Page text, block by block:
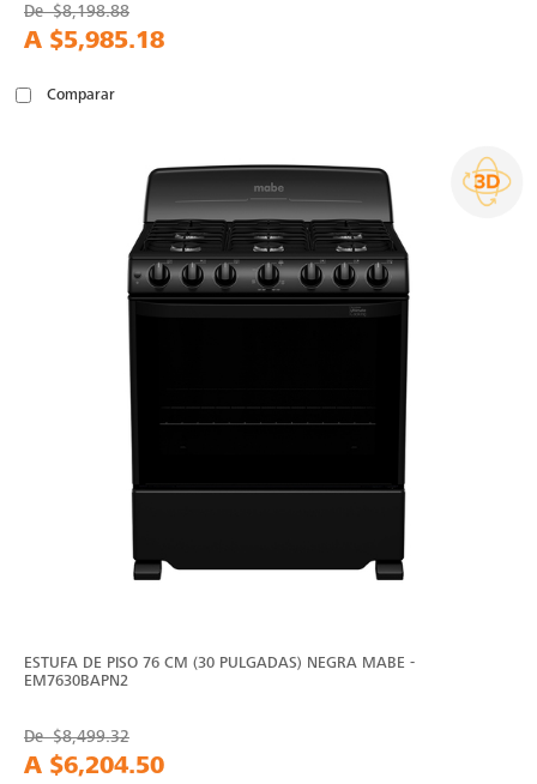
De$8,198.88
A $5,985.18
Comparar
ESTUFA DE PISO 76 CM (30 PULGADAS) NEGRA MABE -
EM7630BAPN2
De$8,499.32
A $6,204.50